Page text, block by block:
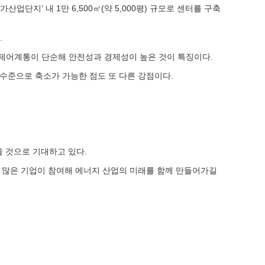
산업단지’ 내 1만 6,500㎡(약 5,000평) 규모로 센터를 구축
계통이 단순해 안전성과 경제성이 높은 것이 특징이다.
준으로 축소가 가능한 점도 또 다른 강점이다.
으로 기대하고 있다.
은 기업이 참여해 에너지 산업의 미래를 함께 만들어가길